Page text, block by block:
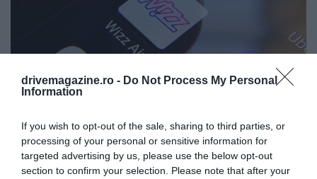
drivemagazine.ro - Do Not Process My Personal
Information
If you wish to opt-out of the sale, sharing to third parties, or
processing of your personal or sensitive information for
targeted advertising by us, please use the below opt-out
section to confirm your selection. Please note that after your
Compania aeriană ultra-low cost, care operează o
flotă de 224 de aeronave Airbus A320 şi A321, a
introdus opţiunile de plată Apple Pay şi Google Pay